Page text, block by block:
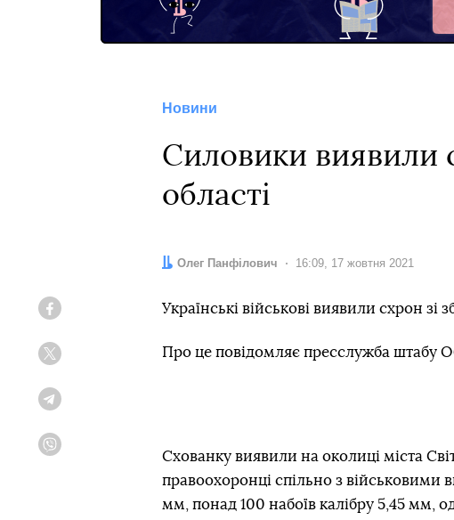
Новини
Силовики виявили
області
Автор:
Олег Панфілович Дата:
16:09, 17 жовтня 2021
Українські військові виявили схрон зі
Про це повідомляє пресслужба штабу
Схованку виявили на околиці міста
правоохоронці спільно з військовими
мм, понад 100 набоїв калібру 5,45 мм,